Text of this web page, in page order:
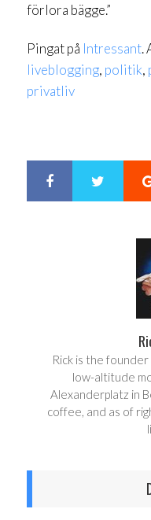
förlora bägge.”
Pingat på Intressant.
liveblogging, politik,
privatliv
Rick is the
low-altitude
Alexanderplatz in
coffee, and as of